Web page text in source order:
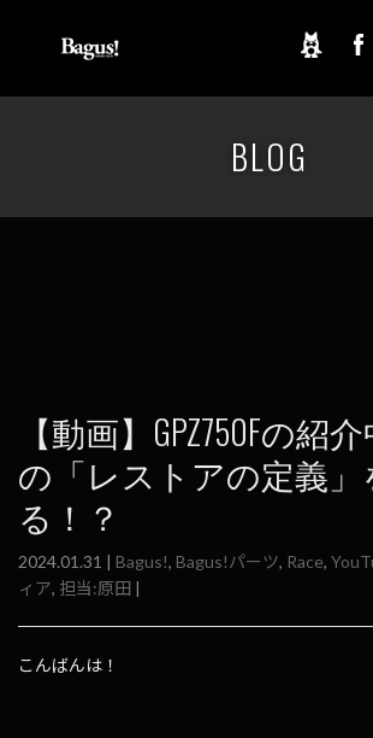
BLOG
【動画】GPZ750Fの紹
の「レストアの定義」
る！？
2024.01.31 | Bagus!, Bagus!パーツ, Race,
ィア, 担当:原田 |
こんばんは！